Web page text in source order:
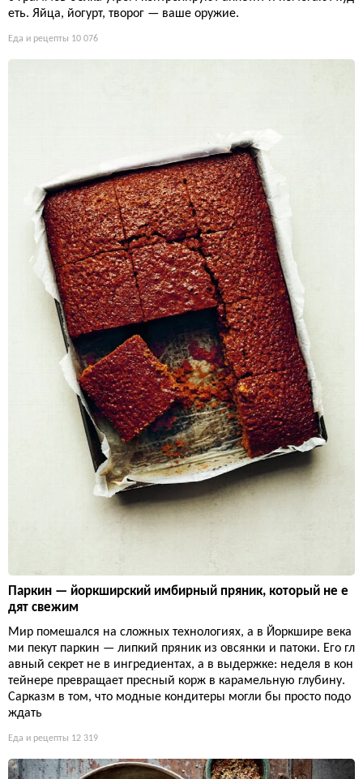
еть. Яйца, йогурт, творог — ваше оружие.
Еда и рецепты 10 076
Паркин — йоркширский имбирный пряник, который не е
дят свежим
Мир помешался на сложных технологиях, а в Йоркшире века
ми пекут паркин — липкий пряник из овсянки и патоки. Его гл
авный секрет не в ингредиентах, а в выдержке: неделя в кон
тейнере превращает пресный корж в карамельную глубину.
Сарказм в том, что модные кондитеры могли бы просто подо
ждать
Еда и рецепты 12 319